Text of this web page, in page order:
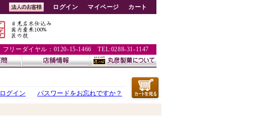
ログイン マイページ カート
フリーダイヤル：0120-15-1466 TEL:0288-31-1147
ログイン パスワードをお忘れですか？